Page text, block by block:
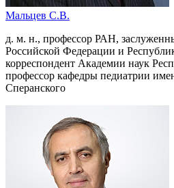
Мальцев С.В.
д. м. н., профессор РАН,
Российской Федерации и
корреспондент Академии наук
профессор кафедры педиатрии
Сперанского